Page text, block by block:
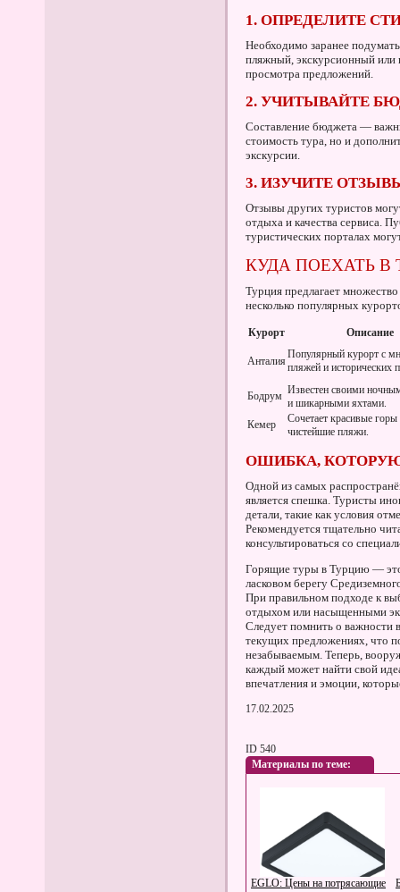
1. ОПРЕДЕЛИТЕ
Необходимо заранее
пляжный, экскурсионный или
просмотра предложений.
2. УЧИТЫВАЙТЕ
Составление бюджета —
стоимость тура, но и
экскурсии.
3. ИЗУЧИТЕ
Отзывы других туристов
отдыха и качества сервиса.
туристических порталах
КУДА ПОЕХАТЬ В
Турция предлагает
несколько популярных
Курорт Описание
Анталия
Популярный курорт с
пляжей и исторических
Бодрум Известен своими
и шикарными яхтами.
Кемер
Сочетает красивые горы
чистейшие пляжи.
ОШИБКА,
Одной из самых
является спешка. Туристы
детали, такие как условия
Рекомендуется тщательно
консультироваться со
Горящие туры в Турцию —
ласковом берегу
При правильном подходе к
отдыхом или насыщенными
Следует помнить о важности
текущих предложениях, что
незабываемым. Теперь,
каждый может найти свой
впечатления и эмоции,
17.02.2025
ID 540
Материалы по теме:
EGLO: Цены на потрясающие